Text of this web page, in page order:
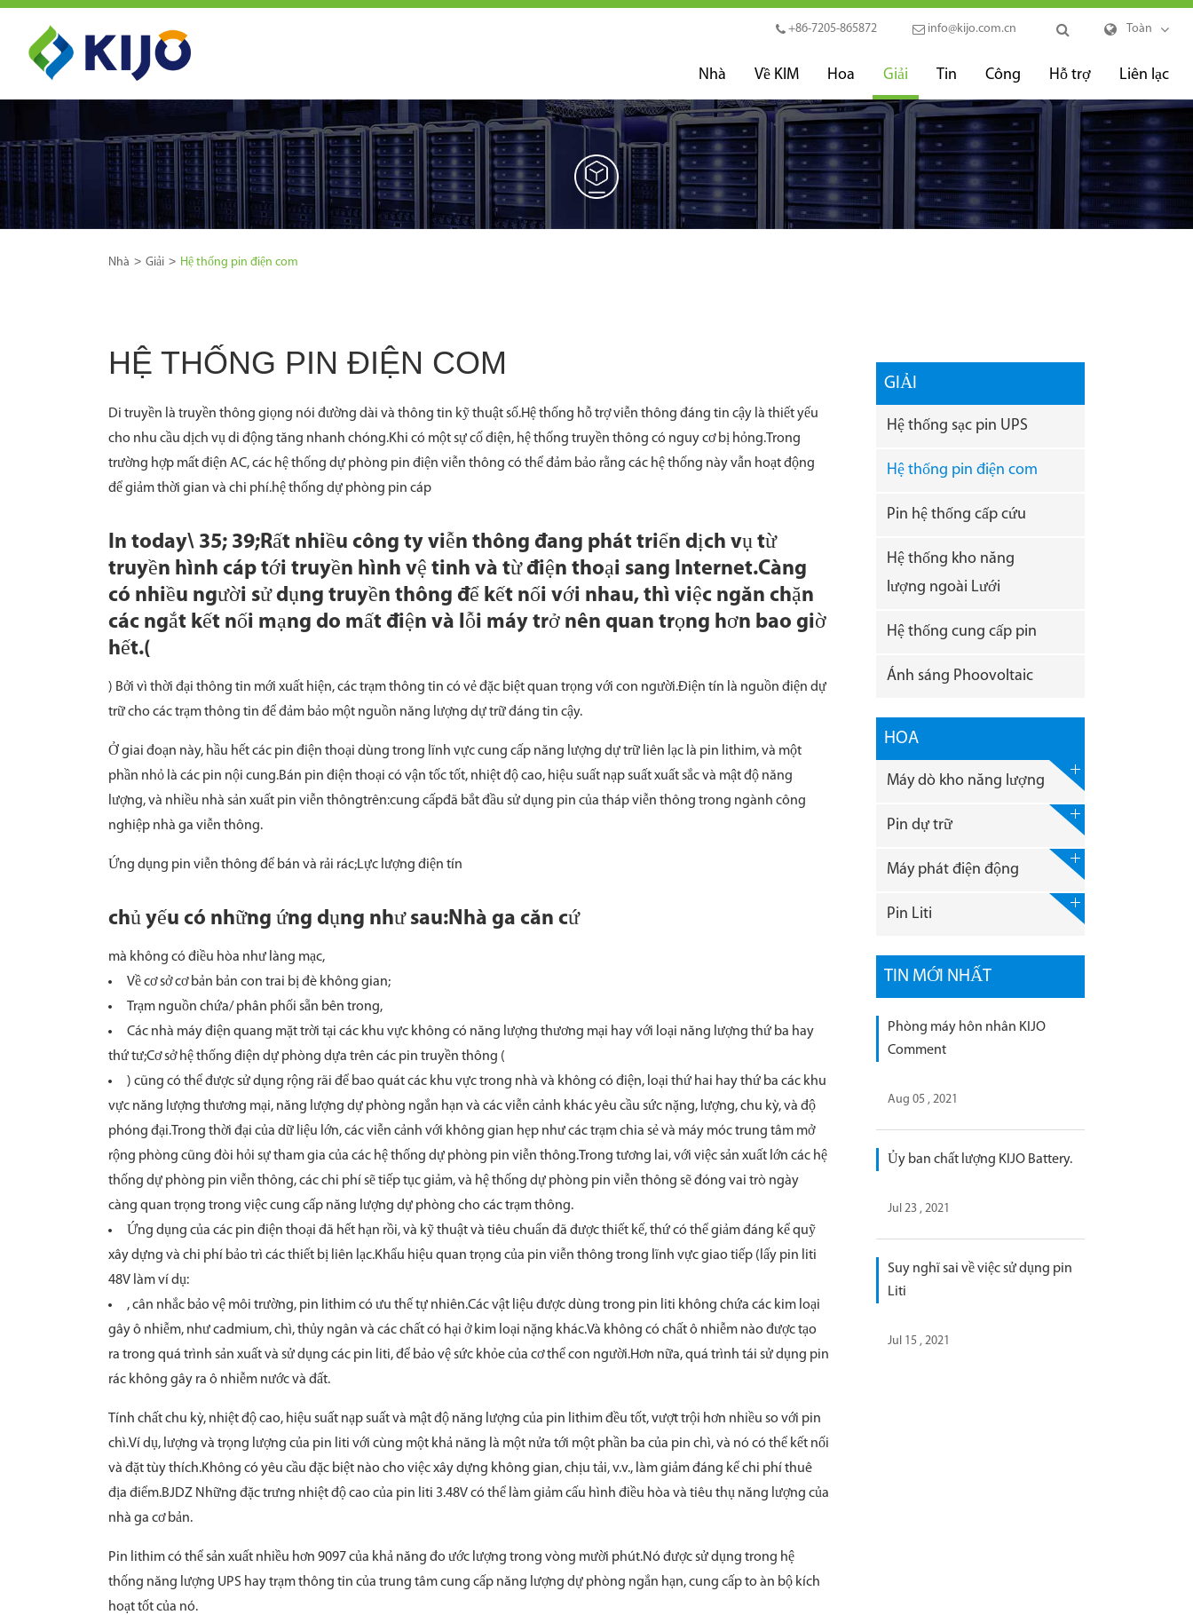
+86-7205-865872 info@kijo.com.cn Toàn
Nhà Về KIM Hoa Giải Tin Công Hỗ trợ Liên lạc
Nhà Giải Hệ thống pin điện com
HỆ THỐNG PIN ĐIỆN COM
Di truyền là truyền thông giọng nói đường dài và thông tin kỹ thuật số.Hệ thống hỗ trợ viễn thông đáng tin cậy là thiết yếu
cho nhu cầu dịch vụ di động tăng nhanh chóng.Khi có một sự cố điện, hệ thống truyền thông có nguy cơ bị hỏng.Trong
trường hợp mất điện AC, các hệ thống dự phòng pin điện viễn thông có thể đảm bảo rằng các hệ thống này vẫn hoạt động
để giảm thời gian và chi phí.hệ thống dự phòng pin cáp
In today\ 35; 39;Rất nhiều công ty viễn thông đang phát triển dịch vụ từ
truyền hình cáp tới truyền hình vệ tinh và từ điện thoại sang Internet.Càng
có nhiều người sử dụng truyền thông để kết nối với nhau, thì việc ngăn chặn
các ngắt kết nối mạng do mất điện và lỗi máy trở nên quan trọng hơn bao giờ
hết.(
) Bởi vì thời đại thông tin mới xuất hiện, các trạm thông tin có vẻ đặc biệt quan trọng với con người.Điện tín là nguồn điện dự
trữ cho các trạm thông tin để đảm bảo một nguồn năng lượng dự trữ đáng tin cậy.
Ở giai đoạn này, hầu hết các pin điện thoại dùng trong lĩnh vực cung cấp năng lượng dự trữ liên lạc là pin lithim, và một
phần nhỏ là các pin nội cung.Bán pin điện thoại có vận tốc tốt, nhiệt độ cao, hiệu suất nạp suất xuất sắc và mật độ năng
lượng, và nhiều nhà sản xuất pin viễn thôngtrên:cung cấpđã bắt đầu sử dụng pin của tháp viễn thông trong ngành công
nghiệp nhà ga viễn thông.
Ứng dụng pin viễn thông để bán và rải rác;Lực lượng điện tín
chủ yếu có những ứng dụng như sau:Nhà ga căn cứ
mà không có điều hòa như làng mạc,
Về cơ sở cơ bản bản con trai bị đè không gian;
Trạm nguồn chứa/ phân phối sẵn bên trong,
Các nhà máy điện quang mặt trời tại các khu vực không có năng lượng thương mại hay với loại năng lượng thứ ba hay
thứ tư;Cơ sở hệ thống điện dự phòng dựa trên các pin truyền thông (
) cũng có thể được sử dụng rộng rãi để bao quát các khu vực trong nhà và không có điện, loại thứ hai hay thứ ba các khu
vực năng lượng thương mại, năng lượng dự phòng ngắn hạn và các viễn cảnh khác yêu cầu sức nặng, lượng, chu kỳ, và độ
phóng đại.Trong thời đại của dữ liệu lớn, các viễn cảnh với không gian hẹp như các trạm chia sẻ và máy móc trung tâm mở
rộng phòng cũng đòi hỏi sự tham gia của các hệ thống dự phòng pin viễn thông.Trong tương lai, với việc sản xuất lớn các hệ
thống dự phòng pin viễn thông, các chi phí sẽ tiếp tục giảm, và hệ thống dự phòng pin viễn thông sẽ đóng vai trò ngày
càng quan trọng trong việc cung cấp năng lượng dự phòng cho các trạm thông.
Ứng dụng của các pin điện thoại đã hết hạn rồi, và kỹ thuật và tiêu chuẩn đã được thiết kế, thứ có thể giảm đáng kể quỹ
xây dựng và chi phí bảo trì các thiết bị liên lạc.Khẩu hiệu quan trọng của pin viễn thông trong lĩnh vực giao tiếp (lấy pin liti
48V làm ví dụ:
, cân nhắc bảo vệ môi trường, pin lithim có ưu thế tự nhiên.Các vật liệu được dùng trong pin liti không chứa các kim loại
gây ô nhiễm, như cadmium, chì, thủy ngân và các chất có hại ở kim loại nặng khác.Và không có chất ô nhiễm nào được tạo
ra trong quá trình sản xuất và sử dụng các pin liti, để bảo vệ sức khỏe của cơ thể con người.Hơn nữa, quá trình tái sử dụng pin
rác không gây ra ô nhiễm nước và đất.
Tính chất chu kỳ, nhiệt độ cao, hiệu suất nạp suất và mật độ năng lượng của pin lithim đều tốt, vượt trội hơn nhiều so với pin
chì.Ví dụ, lượng và trọng lượng của pin liti với cùng một khả năng là một nửa tới một phần ba của pin chì, và nó có thể kết nối
và đặt tùy thích.Không có yêu cầu đặc biệt nào cho việc xây dựng không gian, chịu tải, v.v., làm giảm đáng kể chi phí thuê
địa điểm.BJDZ Những đặc trưng nhiệt độ cao của pin liti 3.48V có thể làm giảm cấu hình điều hòa và tiêu thụ năng lượng của
nhà ga cơ bản.
Pin lithim có thể sản xuất nhiều hơn 9097 của khả năng đo ước lượng trong vòng mười phút.Nó được sử dụng trong hệ
thống năng lượng UPS hay trạm thông tin của trung tâm cung cấp năng lượng dự phòng ngắn hạn, cung cấp to àn bộ kích
hoạt tốt của nó.
GIẢI
Hệ thống sạc pin UPS
Hệ thống pin điện com
Pin hệ thống cấp cứu
Hệ thống kho năng
lượng ngoài Lưới
Hệ thống cung cấp pin
Ánh sáng Phoovoltaic
HOA
Máy dò kho năng lượng
Pin dự trữ
Máy phát điện động
Pin Liti
TIN MỚI NHẤT
Phòng máy hôn nhân KIJO
Comment
Aug 05 , 2021
Ủy ban chất lượng KIJO Battery.
Jul 23 , 2021
Suy nghĩ sai về việc sử dụng pin
Liti
Jul 15 , 2021